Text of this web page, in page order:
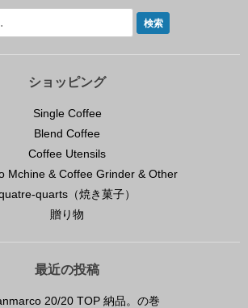
ショッピング
Single Coffee
Blend Coffee
Coffee Utensils
Mchine & Coffee Grinder & Other
quarts（焼き菓子）
贈り物
最近の投稿
20/20 TOP 納品。の巻